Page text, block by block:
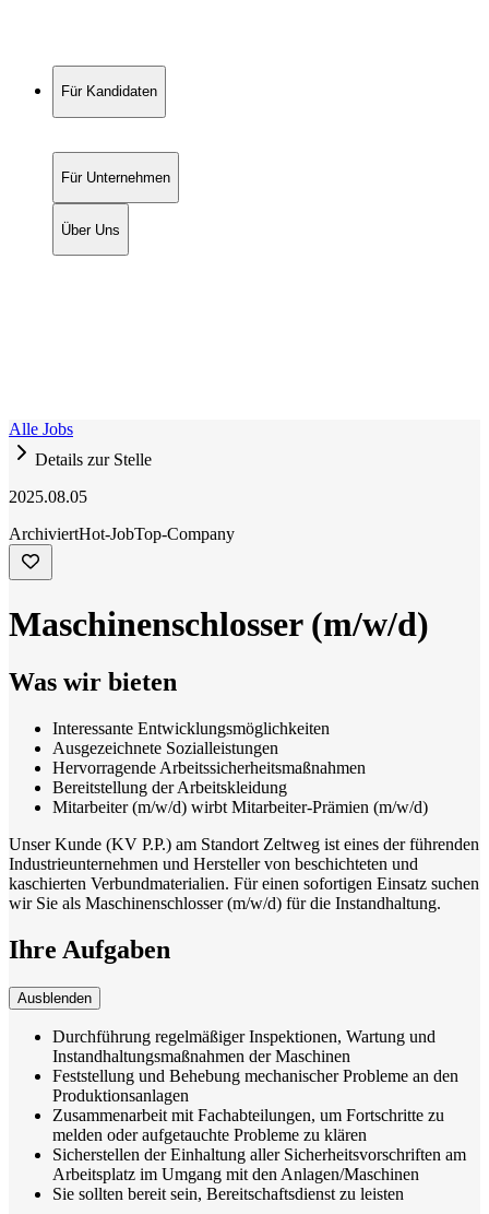
Für Kandidaten
Für Unternehmen
Über Uns
Alle Jobs
Details zur Stelle
2025.08.05
ArchiviertHot-JobTop-Company
Maschinenschlosser (m/w/d)
Was wir bieten
Interessante Entwicklungsmöglichkeiten
Ausgezeichnete Sozialleistungen
Hervorragende Arbeitssicherheitsmaßnahmen
Bereitstellung der Arbeitskleidung
Mitarbeiter (m/w/d) wirbt Mitarbeiter-Prämien (m/w/d)
Unser Kunde (KV P.P.) am Standort Zeltweg ist eines der führenden
Industrieunternehmen und Hersteller von beschichteten und
kaschierten Verbundmaterialien. Für einen sofortigen Einsatz suchen
wir Sie als Maschinenschlosser (m/w/d) für die Instandhaltung.
Ihre Aufgaben
Ausblenden
Durchführung regelmäßiger Inspektionen, Wartung und
Instandhaltungsmaßnahmen der Maschinen
Feststellung und Behebung mechanischer Probleme an den
Produktionsanlagen
Zusammenarbeit mit Fachabteilungen, um Fortschritte zu
melden oder aufgetauchte Probleme zu klären
Sicherstellen der Einhaltung aller Sicherheitsvorschriften am
Arbeitsplatz im Umgang mit den Anlagen/Maschinen
Sie sollten bereit sein, Bereitschaftsdienst zu leisten